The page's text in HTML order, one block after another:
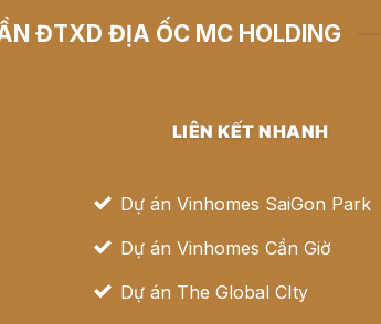
ĐTXD ĐỊA ỐC MC HOLDING
LIÊN KẾT NHANH
Dự án Vinhomes SaiGon Park
Dự án Vinhomes Cần Giờ
Dự án The Global CIty